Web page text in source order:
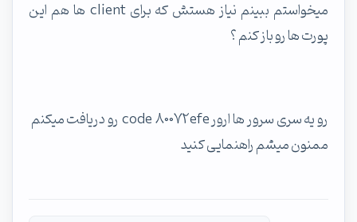
میخواستم ببینم نیاز هستش که برای client ها هم این
پورت ها رو باز کنم ؟
رو یه سری سرور ها ارور code 80072efe رو دریافت میکنم
ممنون میشم راهنمایی کنید